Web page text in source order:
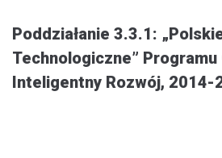
Poddziałanie 3.3.1:
Technologiczne”
Inteligentny Rozwój, 2014-